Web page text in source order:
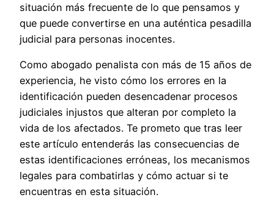
situación más frecuente de lo que pensamos y
que puede convertirse en una auténtica pesadilla
judicial para personas inocentes.
Como abogado penalista con más de 15 años de
experiencia, he visto cómo los errores en la
identificación pueden desencadenar procesos
judiciales injustos que alteran por completo la
vida de los afectados. Te prometo que tras leer
este artículo entenderás las consecuencias de
estas identificaciones erróneas, los mecanismos
legales para combatirlas y cómo actuar si te
encuentras en esta situación.